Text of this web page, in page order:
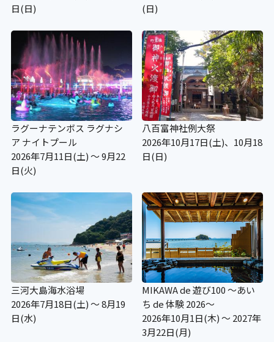
日(日)
(日)
ラグーナテンボス ラグナシ
ア ナイトプール
2026年7月11日(土) ～ 9月22
日(火)
八百富神社例大祭
2026年10月17日(土)、10月18
日(日)
三河大島海水浴場
2026年7月18日(土) ～ 8月19
日(水)
MIKAWA de 遊び100 ～あい
ち de 体験 2026～
2026年10月1日(木) ～ 2027年
3月22日(月)